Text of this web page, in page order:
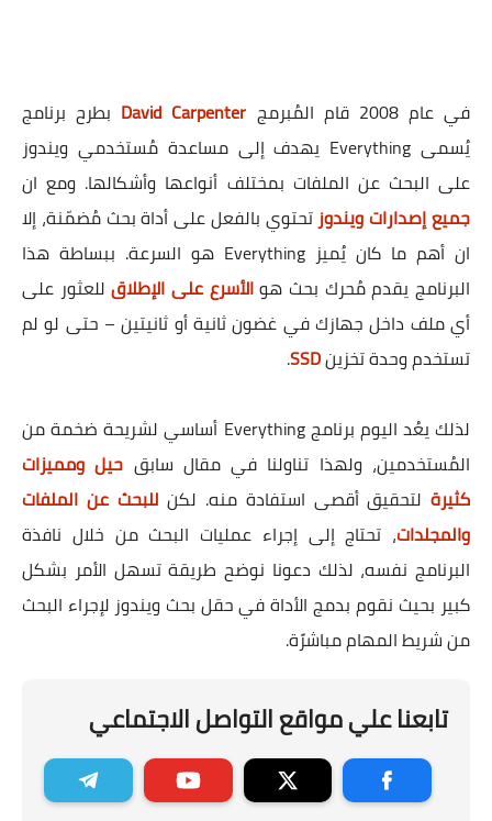
في عام 2008 قام المُبرمج David Carpenter بطرح برنامج
يُسمى Everything يهدف إلى مساعدة مُستخدمي ويندوز
على البحث عن الملفات بمختلف أنواعها وأشكالها. ومع ان
جميع إصدارات ويندوزتحتوي بالفعل على أداة بحث مُضمّنة، إلا
ان أهم ما كان يُميز Everything هو السرعة. ببساطة هذا
البرنامج يقدم مُحرك بحث هوالأسرع على الإطلاقللعثور على
أي ملف داخل جهازك في غضون ثانية أو ثانيتين – حتى لو لم
تستخدم وحدة تخزينSSD
.
لذلك يعُد اليوم برنامج Everything أساسي لشريحة ضخمة من
المُستخدمين، ولهذا تناولنا في مقال سابق حيل ومميزات
كثيرة لتحقيق أقصى استفادة منه. لكن للبحث عن الملفات
والمجلدات، تحتاج إلى إجراء عمليات البحث من خلال نافذة
البرنامج نفسه، لذلك دعونا نوضح طريقة تسهل الأمر بشكل
كبير بحيث نقوم بدمج الأداة في حقل بحث ويندوز لإجراء البحث
من شريط المهام مباشرًة.
تابعنا علي مواقع التواصل الاجتماعي